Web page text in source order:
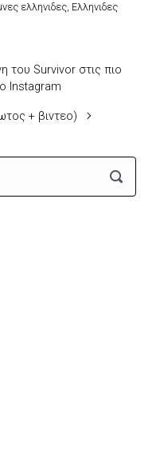
ελληνιδες, Ελληνιδες
του Survivor στις πιο
Instagram
+ βιντεο)